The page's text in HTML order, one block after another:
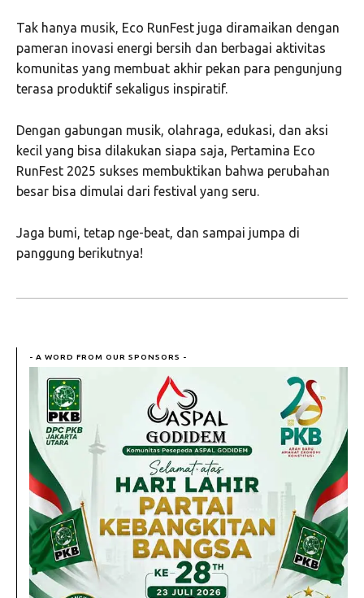
Tak hanya musik, Eco RunFest juga diramaikan dengan
pameran inovasi energi bersih dan berbagai aktivitas
komunitas yang membuat akhir pekan para pengunjung
terasa produktif sekaligus inspiratif.
Dengan gabungan musik, olahraga, edukasi, dan aksi
kecil yang bisa dilakukan siapa saja, Pertamina Eco
RunFest 2025 sukses membuktikan bahwa perubahan
besar bisa dimulai dari festival yang seru.
Jaga bumi, tetap nge-beat, dan sampai jumpa di
panggung berikutnya!
- A WORD FROM OUR SPONSORS -